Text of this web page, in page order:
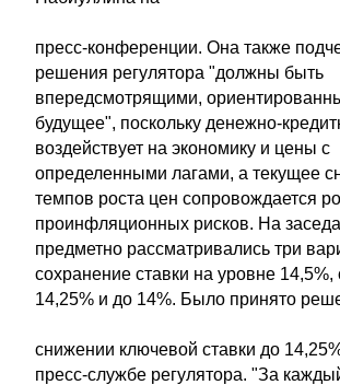
пресс-конференции. Она также
решения регулятора "должны быть
впередсмотрящими,
будущее", поскольку денежно-
воздействует на экономику и цены с
определенными лагами, а текущее
темпов роста цен сопровождается
проинфляционных рисков. На
предметно рассматривались три
сохранение ставки на уровне
14,25% и до 14%. Было принято
снижении ключевой ставки до
пресс-службе регулятора. "За